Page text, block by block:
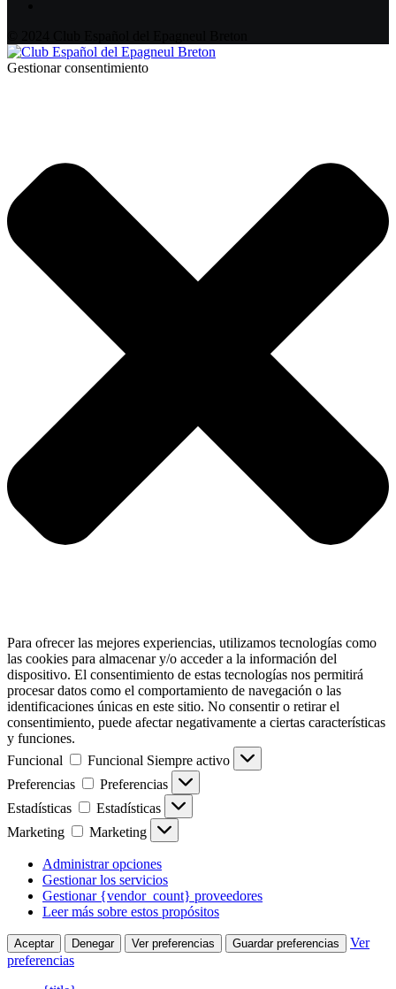
Gestionar consentimiento
Para ofrecer las mejores experiencias, utilizamos tecnologías como
las cookies para almacenar y/o acceder a la información del
dispositivo. El consentimiento de estas tecnologías nos permitirá
procesar datos como el comportamiento de navegación o las
identificaciones únicas en este sitio. No consentir o retirar el
consentimiento, puede afectar negativamente a ciertas características
y funciones.
Funcional
Funcional Siempre activo
Preferencias
Preferencias
Estadísticas
Estadísticas
Marketing
Marketing
Administrar opciones
Gestionar los servicios
Gestionar {vendor_count} proveedores
Leer más sobre estos propósitos
Aceptar Denegar Ver preferencias Guardar preferencias
Ver
preferencias